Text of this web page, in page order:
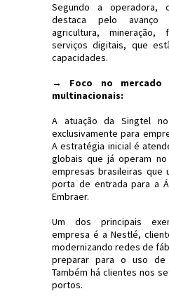
Segundo a operadora,
destaca pelo
agricultura, mineração,
serviços digitais, que
capacidades.
→ Foco no mercado
multinacionais:
A atuação da Singtel
exclusivamente para
A estratégia inicial é
globais que já operam
empresas brasileiras que
porta de entrada para a
Embraer.
Um dos principais
empresa é a Nestlé,
modernizando redes de
preparar para o uso de
Também há clientes nos
portos.